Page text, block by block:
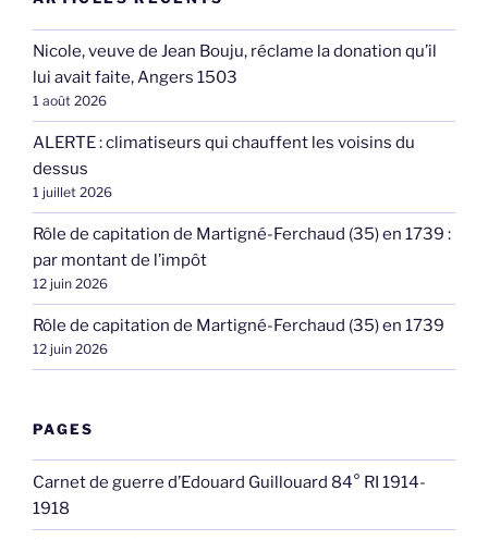
Nicole, veuve de Jean Bouju, réclame la donation qu’il
lui avait faite, Angers 1503
1 août 2026
ALERTE : climatiseurs qui chauffent les voisins du
dessus
1 juillet 2026
Rôle de capitation de Martigné-Ferchaud (35) en 1739 :
par montant de l’impôt
12 juin 2026
Rôle de capitation de Martigné-Ferchaud (35) en 1739
12 juin 2026
PAGES
Carnet de guerre d’Edouard Guillouard 84° RI 1914-
1918